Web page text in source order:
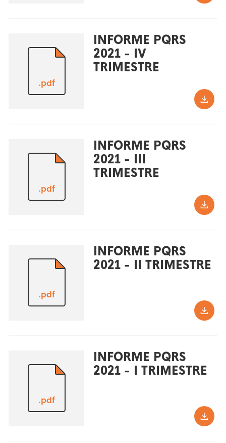
.pdf
INFORME PQRS
2021 - IV
TRIMESTRE
.pdf
INFORME PQRS
2021 - III
TRIMESTRE
.pdf
INFORME PQRS
2021 - II TRIMESTRE
.pdf
INFORME PQRS
2021 - I TRIMESTRE